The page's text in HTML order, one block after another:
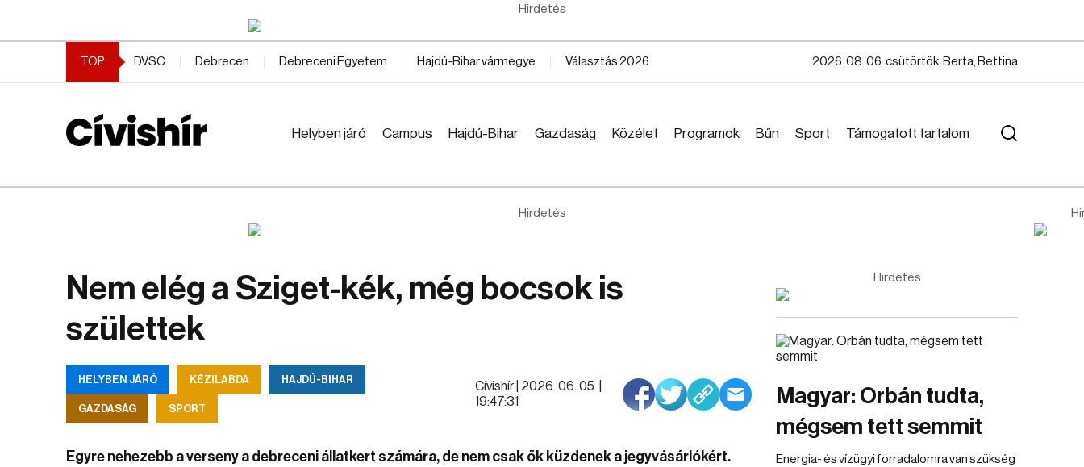
Hirdetés
TOP DVSC Debrecen Debreceni Egyetem Hajdú-Bihar vármegye Választás 2026 2026. 08. 06. csütörtök, Berta, Bettina
Helyben járó Campus Hajdú-Bihar Gazdaság Közélet Programok Bűn Sport Támogatott tartalom
Hirdetés
Nem elég a Sziget-kék, még bocsok is
születtek
HELYBEN JÁRÓ KÉZILABDA HAJDÚ-BIHAR
GAZDASÁG SPORT
Cívishír | 2026. 06. 05. |
19:47:31
Egyre nehezebb a verseny a debreceni állatkert számára, de nem csak ők küzdenek a jegyvásárlókért.
Hirdetés
Magyar: Orbán tudta,
mégsem tett semmit
Energia- és vízügyi forradalomra van szükség